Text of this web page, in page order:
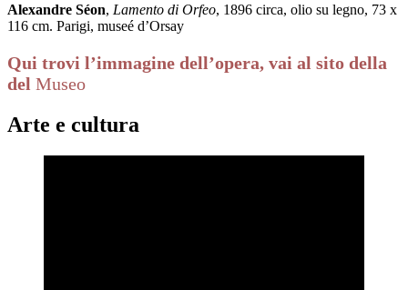
Alexandre Séon, Lamento di Orfeo, 1896 circa, olio su legno, 73 x
116 cm. Parigi, museé d’Orsay
Qui trovi l’immagine dell’opera, vai al sito della
del Museo
Arte e cultura